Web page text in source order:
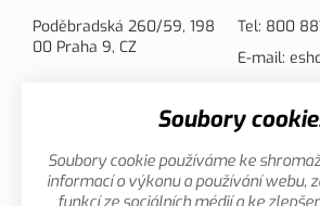
Poděbradská 260/59, 198
00 Praha 9, CZ
Tel: 800
E-mail:
Soubory
Soubory cookie používáme ke
informací o výkonu a používání webu,
funkcí ze sociálních médií a ke